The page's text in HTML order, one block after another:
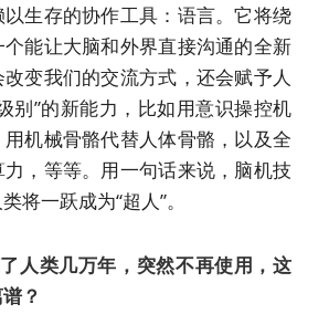
生存的协作工具：语言。它将绕
能让大脑和外界直接沟通的全新
变我们的交流方式，还会赋予人
别”的新能力，比如用意识操控机
机械骨骼代替人体骨骼，以及全
，等等。用一句话来说，脑机技
将一跃成为“超人”。
人类几万年，突然不再使用，这
？